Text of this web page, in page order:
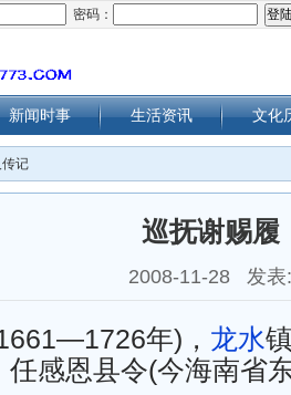
密码：
新闻时事 生活资讯 文化
记
巡抚谢赐履
2008-11-28 发表:
年)， 龙水
任感恩县令(今海南省